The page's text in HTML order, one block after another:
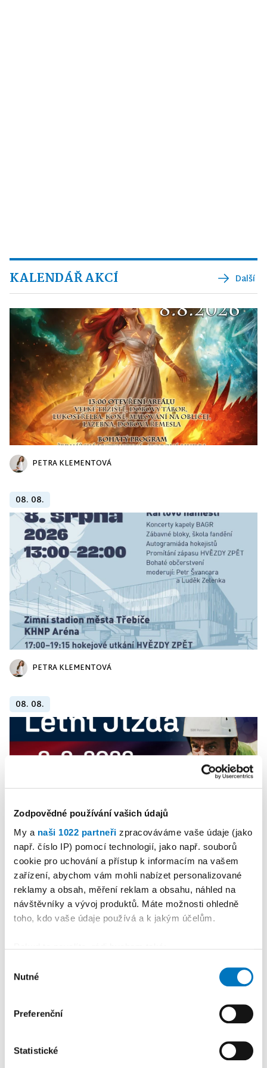
Zodpovědné používání vašich údajů
My a naši 1022 partneři zpracováváme vaše údaje (jako
např. číslo IP) pomocí technologií, jako např. souborů
cookie pro uchování a přístup k informacím na vašem
zařízení, abychom vám mohli nabízet personalizované
reklamy a obsah, měření reklam a obsahu, náhled na
návštěvníky a vývoj produktů. Máte možnosti ohledně
toho, kdo vaše údaje používá a k jakým účelům.
poloze, které mohou být přesné na několik metrů
skenování pro konkrétní charakteristiky (otisk prstu)
Zjistěte více o tom, jak zpracováváme vaše osobní
Svůj souhlas můžete kdykoliv změnit nebo odvolat v
souhlasu
Nutné
Preferenční
Statistické
KALENDÁŘ AKCÍ Další
PETRA KLEMENTOVÁ
08. 08.
PETRA KLEMENTOVÁ
08. 08.
PETRA KLEMENTOVÁ
08. 08.